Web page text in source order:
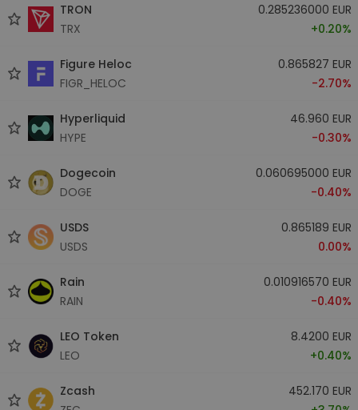
TRON
TRX
0.285236000 EUR
+0.20%
Figure Heloc
FIGR_HELOC
0.865827 EUR
-2.70%
Hyperliquid
HYPE
46.960 EUR
-0.30%
Dogecoin
DOGE
0.060695000 EUR
-0.40%
USDS
USDS
0.865189 EUR
0.00%
Rain
RAIN
0.010916570 EUR
-0.40%
LEO Token
LEO
8.4200 EUR
+0.40%
Zcash
452.170 EUR